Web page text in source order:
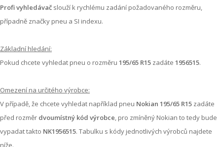
Profi vyhledávač slouží k rychlému zadání požadovaného rozměru,
případně značky pneu a SI indexu.
Základní hledání:
Pokud chcete vyhledat pneu o rozměru 195/65 R15 zadáte 1956515.
Omezení na určitého výrobce:
V případě, že chcete vyhledat například pneu Nokian 195/65 R15 zadáte
před rozměr dvoumístný kód výrobce, pro zmíněný Nokian to tedy bude
vypadat takto NK1956515. Tabulku s kódy jednotlivých výrobců najdete
níže.